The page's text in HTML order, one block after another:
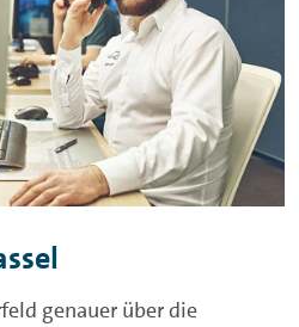
genauer über die